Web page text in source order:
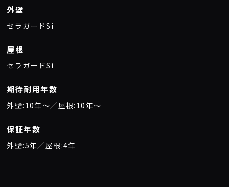
外壁
セラガードSi
屋根
セラガードSi
期待耐用年数
外壁:10年〜／屋根:10年〜
保証年数
外壁:5年／屋根:4年